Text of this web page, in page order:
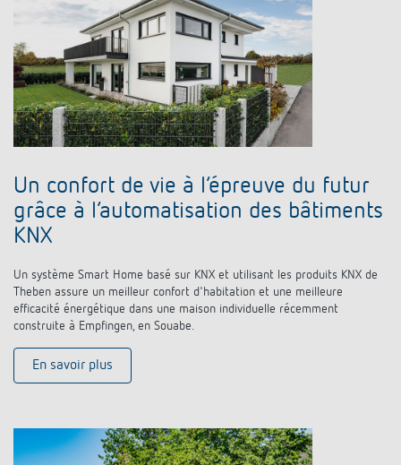
Un confort de vie à l‘épreuve du futur
grâce à l‘automatisation des bâtiments
KNX
Un système Smart Home basé sur KNX et utilisant les produits KNX de
Theben assure un meilleur confort d'habitation et une meilleure
efficacité énergétique dans une maison individuelle récemment
construite à Empfingen, en Souabe.
En savoir plus